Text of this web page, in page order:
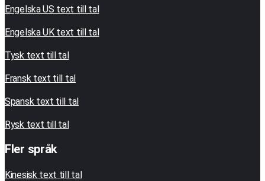
Engelska US text till tal
Engelska UK text till tal
Tysk text till tal
Fransk text till tal
Spansk text till tal
Rysk text till tal
Fler språk
Kinesisk text till tal